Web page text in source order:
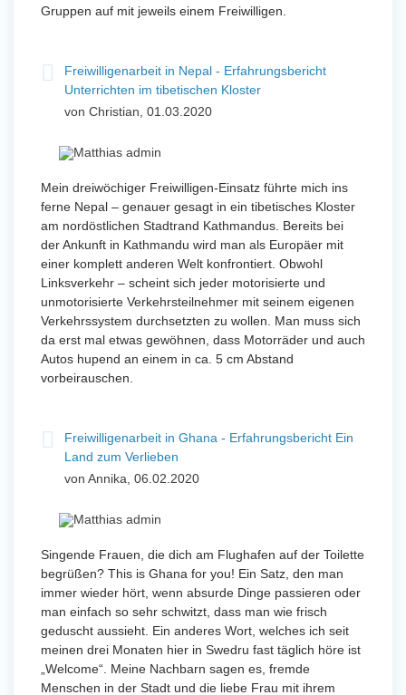
Gruppen auf mit jeweils einem Freiwilligen.
Freiwilligenarbeit in Nepal - Erfahrungsbericht
Unterrichten im tibetischen Kloster
von Christian, 01.03.2020
Mein dreiwöchiger Freiwilligen-Einsatz führte mich ins
ferne Nepal – genauer gesagt in ein tibetisches Kloster
am nordöstlichen Stadtrand Kathmandus. Bereits bei
der Ankunft in Kathmandu wird man als Europäer mit
einer komplett anderen Welt konfrontiert. Obwohl
Linksverkehr – scheint sich jeder motorisierte und
unmotorisierte Verkehrsteilnehmer mit seinem eigenen
Verkehrssystem durchsetzten zu wollen. Man muss sich
da erst mal etwas gewöhnen, dass Motorräder und auch
Autos hupend an einem in ca. 5 cm Abstand
vorbeirauschen.
Freiwilligenarbeit in Ghana - Erfahrungsbericht Ein
Land zum Verlieben
von Annika, 06.02.2020
Singende Frauen, die dich am Flughafen auf der Toilette
begrüßen? This is Ghana for you! Ein Satz, den man
immer wieder hört, wenn absurde Dinge passieren oder
man einfach so sehr schwitzt, dass man wie frisch
geduscht aussieht. Ein anderes Wort, welches ich seit
meinen drei Monaten hier in Swedru fast täglich höre ist
„Welcome“. Meine Nachbarn sagen es, fremde
Menschen in der Stadt und die liebe Frau mit ihrem